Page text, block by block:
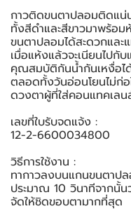
กาวติดขนตาปลอมติดแน่
ทั้งสีดำและสีขาวมาพร้อ
ขนตาปลอมได้สะดวกและ
เมื่อแห้งแล้วจะเนียนไปกั
คุณสมบัติกันน้ำกันเหงื่อไ
ตลอดทั้งวันอ่อนโยนไม่ก่อ
ดวงตาผู้ที่ใส่คอนแทคเลน
เลขที่ใบรับจดแจ้ง :
12-2-6600034800
วิธีการใช้งาน :
ทากาวลงบนแกนขนตาปล
ประมาณ 10 วินาทีจากนั้
จัดให้ชิดขอบตามากที่สุด